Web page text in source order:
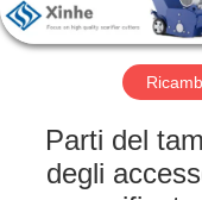
SU
DI
VISITA
Parti del
degli